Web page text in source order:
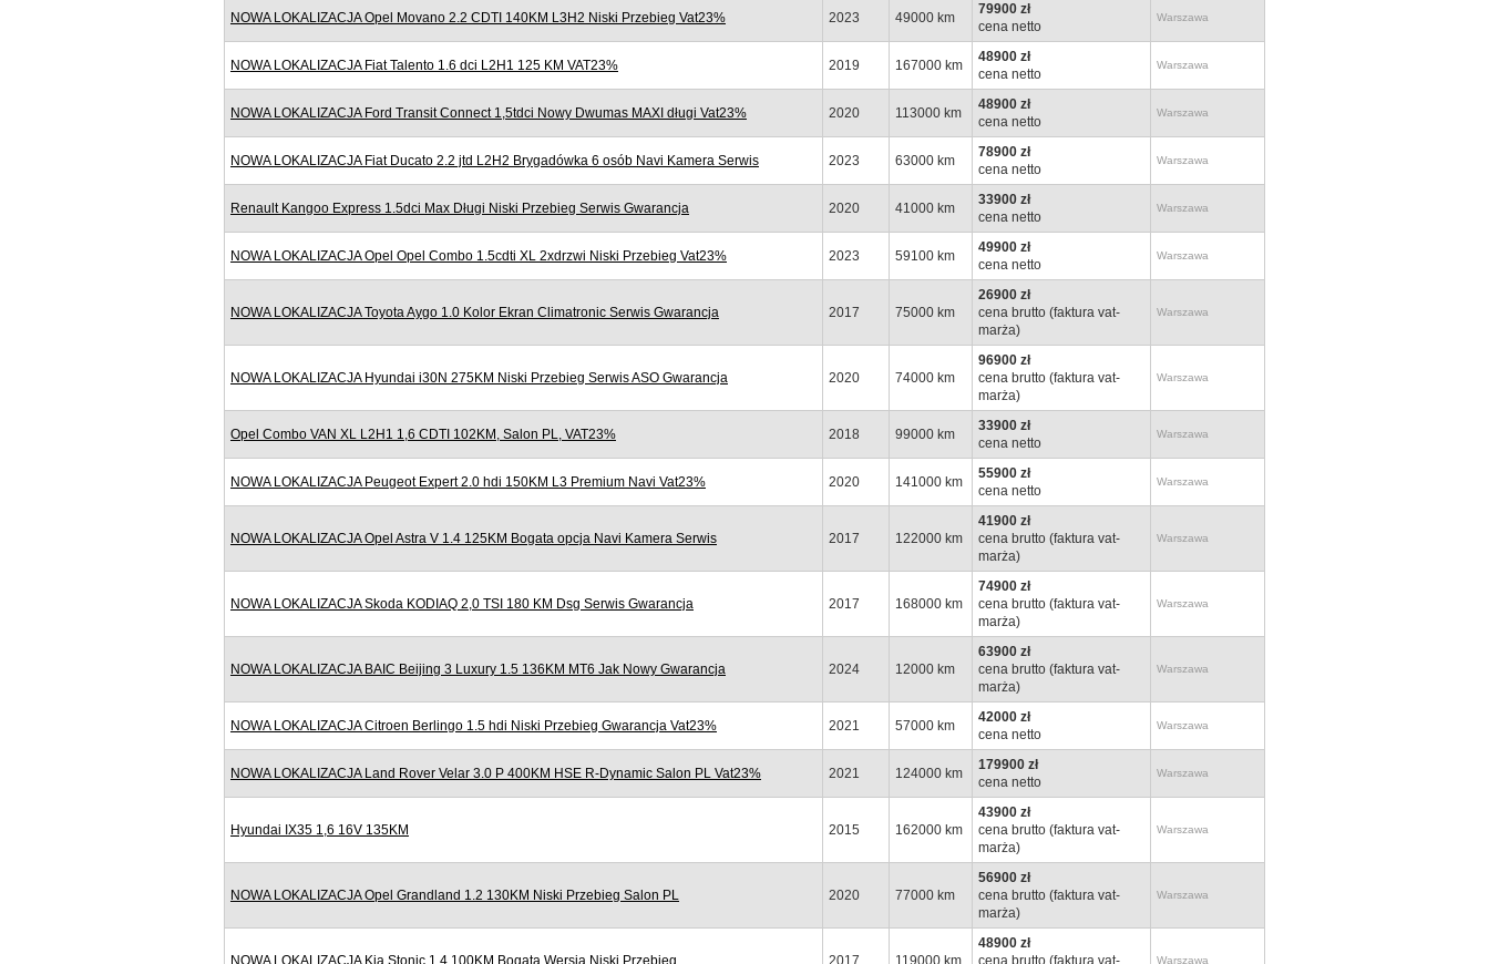
NOWA LOKALIZACJA Opel Movano 2.2 CDTI 140KM L3H2 Niski Przebieg Vat23% 2023 49000 km
79900 zł
cena netto
Warszawa
NOWA LOKALIZACJA Fiat Talento 1.6 dci L2H1 125 KM VAT23% 2019 167000 km
48900 zł
cena netto
Warszawa
NOWA LOKALIZACJA Ford Transit Connect 1,5tdci Nowy Dwumas MAXI długi Vat23% 2020 113000 km
48900 zł
cena netto
Warszawa
NOWA LOKALIZACJA Fiat Ducato 2.2 jtd L2H2 Brygadówka 6 osób Navi Kamera Serwis 2023 63000 km
78900 zł
cena netto
Warszawa
Renault Kangoo Express 1.5dci Max Długi Niski Przebieg Serwis Gwarancja 2020 41000 km
33900 zł
cena netto
Warszawa
NOWA LOKALIZACJA Opel Opel Combo 1.5cdti XL 2xdrzwi Niski Przebieg Vat23% 2023 59100 km
49900 zł
cena netto
Warszawa
NOWA LOKALIZACJA Toyota Aygo 1.0 Kolor Ekran Climatronic Serwis Gwarancja 2017 75000 km
26900 zł
cena brutto (faktura vat-
marża)
Warszawa
NOWA LOKALIZACJA Hyundai i30N 275KM Niski Przebieg Serwis ASO Gwarancja 2020 74000 km
96900 zł
cena brutto (faktura vat-
marża)
Warszawa
Opel Combo VAN XL L2H1 1,6 CDTI 102KM, Salon PL, VAT23% 2018 99000 km
33900 zł
cena netto
Warszawa
NOWA LOKALIZACJA Peugeot Expert 2.0 hdi 150KM L3 Premium Navi Vat23% 2020 141000 km
55900 zł
cena netto
Warszawa
NOWA LOKALIZACJA Opel Astra V 1.4 125KM Bogata opcja Navi Kamera Serwis 2017 122000 km
41900 zł
cena brutto (faktura vat-
marża)
Warszawa
NOWA LOKALIZACJA Skoda KODIAQ 2,0 TSI 180 KM Dsg Serwis Gwarancja 2017 168000 km
74900 zł
cena brutto (faktura vat-
marża)
Warszawa
NOWA LOKALIZACJA BAIC Beijing 3 Luxury 1.5 136KM MT6 Jak Nowy Gwarancja 2024 12000 km
63900 zł
cena brutto (faktura vat-
marża)
Warszawa
NOWA LOKALIZACJA Citroen Berlingo 1.5 hdi Niski Przebieg Gwarancja Vat23% 2021 57000 km
42000 zł
cena netto
Warszawa
NOWA LOKALIZACJA Land Rover Velar 3.0 P 400KM HSE R-Dynamic Salon PL Vat23% 2021 124000 km
179900 zł
cena netto
Warszawa
Hyundai IX35 1,6 16V 135KM 2015 162000 km
43900 zł
cena brutto (faktura vat-
marża)
Warszawa
NOWA LOKALIZACJA Opel Grandland 1.2 130KM Niski Przebieg Salon PL 2020 77000 km
56900 zł
cena brutto (faktura vat-
marża)
Warszawa
NOWA LOKALIZACJA Kia Stonic 1.4 100KM Bogata Wersja Niski Przebieg 2017 119000 km
48900 zł
cena brutto (faktura vat-
Warszawa